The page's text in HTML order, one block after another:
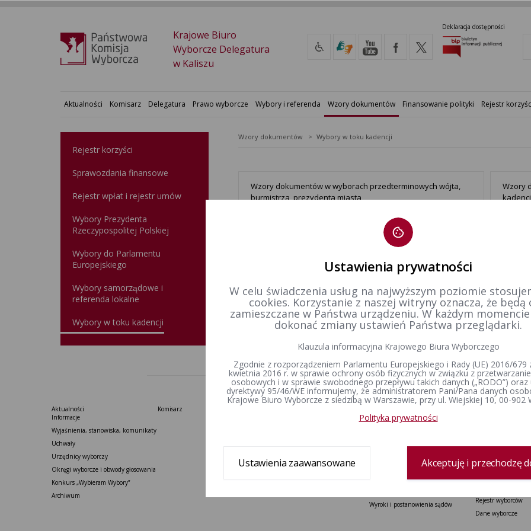
Krajowe Biuro
Wyborcze Delegatura
w Kaliszu
Deklaracja dostępności
Aktualności Komisarz Delegatura Prawo wyborcze Wybory i referenda Wzory dokumentów Finansowanie polityki Rejestr
Rejestr korzyści
Sprawozdania finansowe
Rejestr wpłat i rejestr umów
Wybory Prezydenta
Rzeczypospolitej Polskiej
Wybory do Parlamentu
Europejskiego
Wybory samorządowe i
referenda lokalne
Wybory w toku kadencji
Wzory dokumentów Wybory w toku kadencji
Wzory dokumentów w wyborach przedterminowych wójta,
burmistrza, prezydenta miasta
Wzory
WYBORY SAMORZĄDOWE - Rozporządzenie Ministra
Aktualności
Informacje
Wyjaśnienia, stanowiska, komunikaty
Uchwały
Urzędnicy wyborczy
Okręgi wyborcze i obwody głosowania
Konkurs „Wybieram Wybory”
Archiwum
Komisarz
Konstytucja Rzeczypospolitej Polskiej​
Ustawa o partiach politycznych
Wyroki i postanowienia sądów
Wybory
Rejestr wyborców
Dane wyborcze
Ustawienia prywatności
W celu świadczenia usług na najwyższym poziomie
cookies. Korzystanie z naszej witryny oznacza, że będą
zamieszczane w Państwa urządzeniu. W każdym
dokonać zmiany ustawień Państwa przeglądarki.
Klauzula informacyjna Krajowego Biura Wyborczego
Zgodnie z rozporządzeniem Parlamentu Europejskiego i Rady (UE) 2016/679
kwietnia 2016 r. w sprawie ochrony osób fizycznych w związku z
osobowych i w sprawie swobodnego przepływu takich danych („RODO”) oraz
dyrektywy 95/46/WE informujemy, że administratorem Pani/Pana danych
Krajowe Biuro Wyborcze z siedzibą w Warszawie, przy ul. Wiejskiej 10, 00-902
Polityka prywatności
Ustawienia zaawansowane Akceptuję i przechodzę